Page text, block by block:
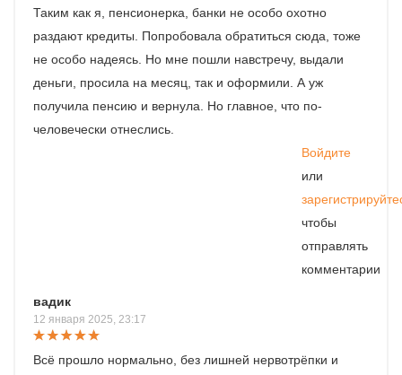
Таким как я, пенсионерка, банки не особо охотно
раздают кредиты. Попробовала обратиться сюда, тоже
не особо надеясь. Но мне пошли навстречу, выдали
деньги, просила на месяц, так и оформили. А уж
получила пенсию и вернула. Но главное, что по-
человечески отнеслись.
Войдите
или
чтобы
отправлять
комментарии
вадик
12 января 2025, 23:17
Всё прошло нормально, без лишней нервотрёпки и